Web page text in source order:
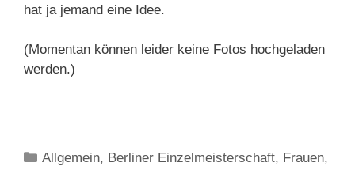
hat ja jemand eine Idee.
(Momentan können leider keine Fotos hochgeladen
werden.)
Kategorien
Allgemein, Berliner Einzelmeisterschaft, Frauen,